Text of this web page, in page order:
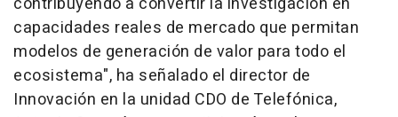
capacidades reales de mercado que permitan
modelos de generación de valor para todo el
ecosistema", ha señalado el director de
Innovación en la unidad CDO de Telefónica,